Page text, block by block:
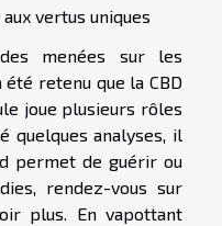
vertus uniques
menées sur les
retenu que la CBD
joue plusieurs rôles
quelques analyses, il
permet de guérir ou
rendez-vous sur
plus. En vapottant